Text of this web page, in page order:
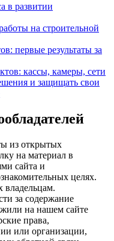
в развитии
на строительной
первые результаты за
кассы, камеры, сети
и защищать свои
из открытых
на материал в
сайта и
целях.
владельцам.
за содержание
на нашем сайте
права,
или организации,